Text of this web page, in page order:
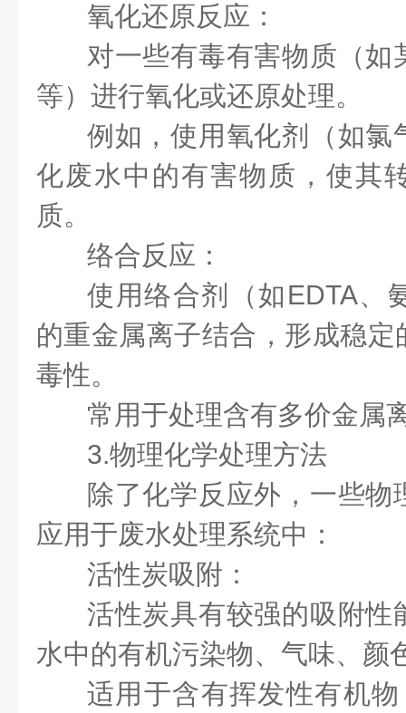
氧化还原反应：
对一些有毒有害物质（如
等）进行氧化或还原处理。
例如，使用氧化剂（如氯
化废水中的有害物质，使其
质。
络合反应：
使用络合剂（如EDTA、
的重金属离子结合，形成稳
毒性。
常用于处理含有多价金属
3.物理化学处理方法
除了化学反应外，一些物
应用于废水处理系统中：
活性炭吸附：
活性炭具有较强的吸附性
水中的有机污染物、气味、
适用于含有挥发性有机